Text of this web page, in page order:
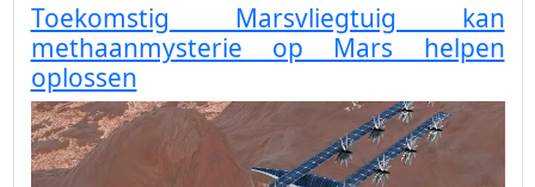
Toekomstig Marsvliegtuig kan
methaanmysterie op Mars helpen
oplossen